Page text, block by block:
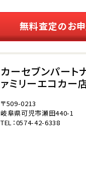
無料査定のお
カーセブンパー
ァミリーエコカー
〒509-0213
岐阜県可児市瀬田440-1
TEL：0574-42-6338